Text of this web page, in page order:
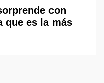
con
que es la más